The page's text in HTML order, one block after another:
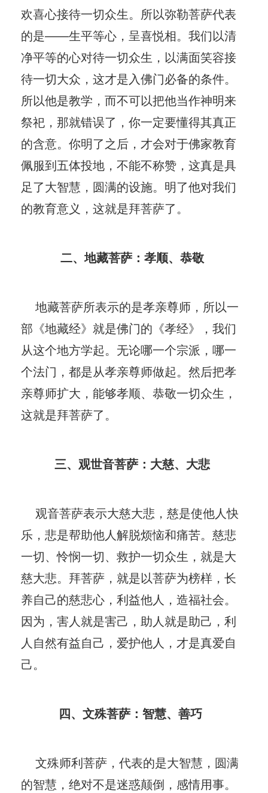
欢喜心接待一切众生。所以弥勒菩萨代表
的是——生平等心，呈喜悦相。我们以清
净平等的心对待一切众生，以满面笑容接
待一切大众，这才是入佛门必备的条件。
所以他是教学，而不可以把他当作神明来
祭祀，那就错误了，你一定要懂得其真正
的含意。你明了之后，才会对于佛家教育
佩服到五体投地，不能不称赞，这真是具
足了大智慧，圆满的设施。明了他对我们
的教育意义，这就是拜菩萨了。
二、地藏菩萨：孝顺、恭敬
地藏菩萨所表示的是孝亲尊师，所以一
部《地藏经》就是佛门的《孝经》，我们
从这个地方学起。无论哪一个宗派，哪一
个法门，都是从孝亲尊师做起。然后把孝
亲尊师扩大，能够孝顺、恭敬一切众生，
这就是拜菩萨了。
三、观世音菩萨：大慈、大悲
观音菩萨表示大慈大悲，慈是使他人快
乐，悲是帮助他人解脱烦恼和痛苦。慈悲
一切、怜悯一切、救护一切众生，就是大
慈大悲。拜菩萨，就是以菩萨为榜样，长
养自己的慈悲心，利益他人，造福社会。
因为，害人就是害己，助人就是助己，利
人自然有益自己，爱护他人，才是真爱自
己。
四、文殊菩萨：智慧、善巧
文殊师利菩萨，代表的是大智慧，圆满
的智慧，绝对不是迷惑颠倒，感情用事。